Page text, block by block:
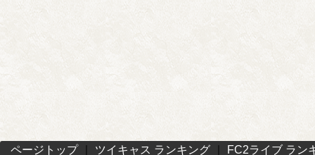
ページトップ｜ ツイキャス ランキング
FC2ライブ ラン